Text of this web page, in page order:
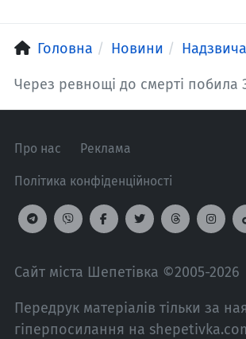
Головна Новини
Через ревнощі до смерті побила
Про нас Реклама
Політика конфіденційності
Сайт міста Шепетівка ©2005-2026
Передрук матеріалів тільки за
гіперпосилання на